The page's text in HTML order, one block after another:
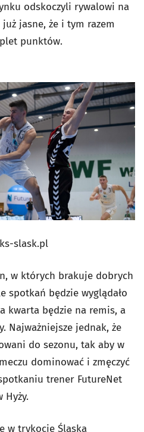
odskoczyli rywalowi na
jasne, że i tym razem
punktów.
slask.pl
w których brakuje dobrych
spotkań będzie wyglądało
kwarta będzie na remis, a
Najważniejsze jednak, że
do sezonu, tak aby w
dominować i zmęczyć
trener FutureNet
Hyży.
w trykocie Śląska